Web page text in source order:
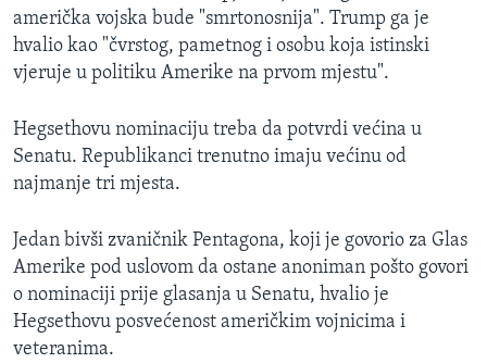
američka vojska bude "smrtonosnija". Trump ga je
hvalio kao "čvrstog, pametnog i osobu koja istinski
vjeruje u politiku Amerike na prvom mjestu".
Hegsethovu nominaciju treba da potvrdi većina u
Senatu. Republikanci trenutno imaju većinu od
najmanje tri mjesta.
Jedan bivši zvaničnik Pentagona, koji je govorio za Glas
Amerike pod uslovom da ostane anoniman pošto govori
o nominaciji prije glasanja u Senatu, hvalio je
Hegsethovu posvećenost američkim vojnicima i
veteranima.